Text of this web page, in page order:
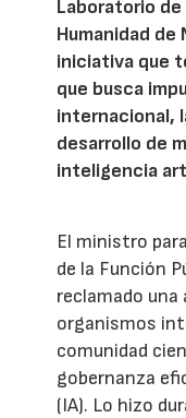
Laboratorio de
Humanidad de
iniciativa que
que busca
internacional,
desarrollo de
inteligencia
El ministro
de la Función
reclamado una
organismos
comunidad
gobernanza
(IA). Lo hizo